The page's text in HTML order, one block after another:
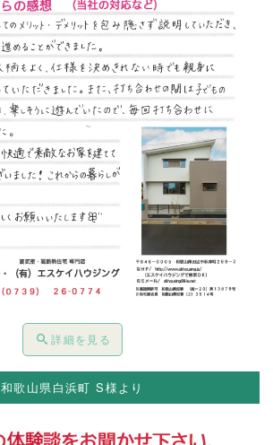
詳細を見る
和歌山県白浜町 S様より